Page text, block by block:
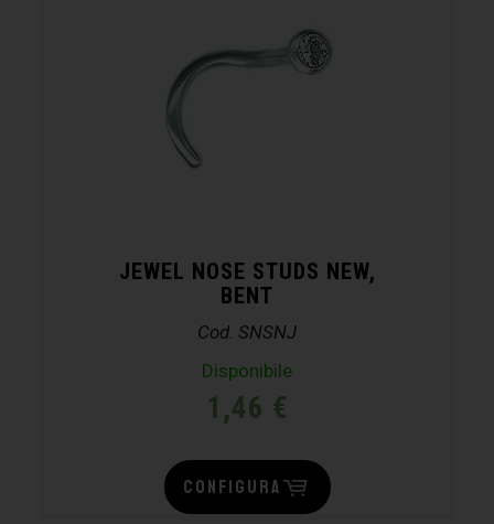
JEWEL NOSE STUDS NEW,
BENT
Cod. SNSNJ
Disponibile
1,46 €
CONFIGURA